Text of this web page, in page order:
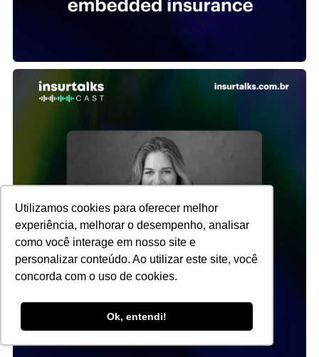
Utilizamos cookies para oferecer melhor
experiência, melhorar o desempenho, analisar
como você interage em nosso site e
personalizar conteúdo. Ao utilizar este site, você
concorda com o uso de cookies.
Ok, entendi!